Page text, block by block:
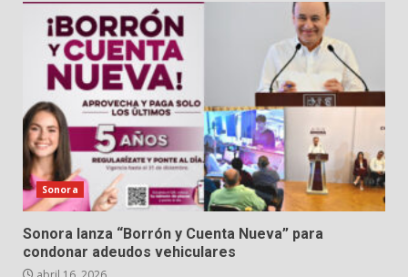
Sonora
Sonora lanza “Borrón y Cuenta Nueva” para
condonar adeudos vehiculares